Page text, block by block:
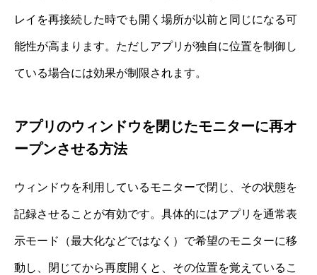
レイを再接続した時でも開く場所が以前と同じになる可
能性が高まります。ただしアプリが独自に位置を制御し
ている場合には効果が制限されます。
アプリのウィンドウを閉じたモニターに再オ
ープンさせる方法
ウィンドウを利用しているモニターで閉じ、その状態を
記録させることが有効です。具体的にはアプリを通常表
示モード（最大化などではなく）で希望のモニターに移
動し、閉じてから再度開くと、その位置を覚えているこ